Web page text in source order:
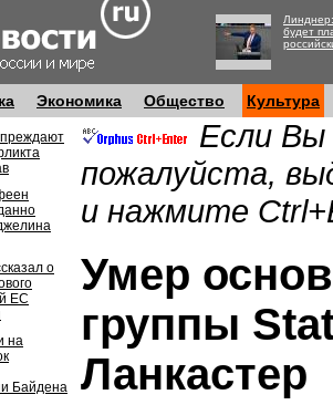
будет
Экономика Общество Культура
о
ЕС
на
Байдена
Если Вы
пожалуйста,
и нажмите
Умер
группы
Ланкастер